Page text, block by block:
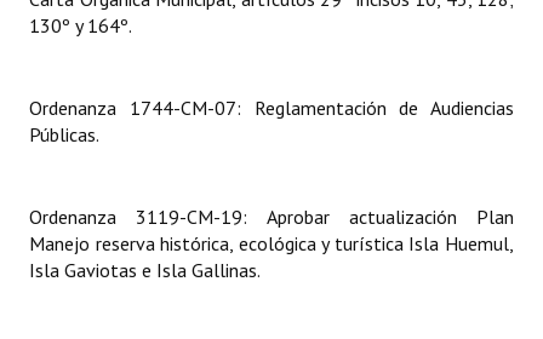
Informes de Gestión
Dictámenes Asesoría Letrada
Informes de Unidad Coordinadora
Ejecución Presupuestaria
130º y 164º.
Ordenanza 1744-CM-07: Reglamentación de Audiencias
Públicas.
Ordenanza 3119-CM-19: Aprobar actualización Plan
Manejo reserva histórica, ecológica y turística Isla Huemul,
Isla Gaviotas e Isla Gallinas.